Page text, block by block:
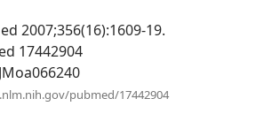
2007;356(16):1609-19.
17442904
pubmed/17442904